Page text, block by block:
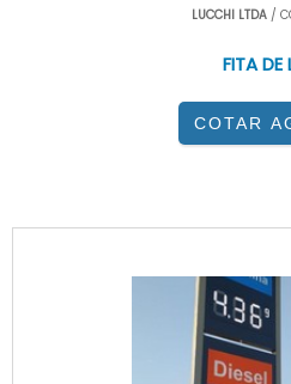
LUCCHI LTDA /
FITA DE
COTAR